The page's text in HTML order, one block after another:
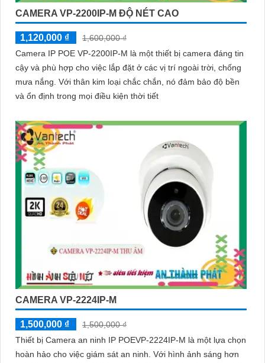
CAMERA VP-2200IP-M ĐỘ NÉT CAO
1,120,000 ₫
1,600,000 ₫
Camera IP POE VP-2200IP-M là một thiết bị camera đáng tin
cậy và phù hợp cho việc lắp đặt ở các vị trí ngoài trời, chống
mưa nắng. Với thân kim loại chắc chắn, nó đảm bảo độ bền
và ổn định trong mọi điều kiện thời tiết
CAMERA VP-2224IP-M
1,500,000 ₫
1,500,000 ₫
Thiết bị Camera an ninh IP POEVP-2224IP-M là một lựa chọn
hoàn hảo cho việc giám sát an ninh. Với hình ảnh sáng hơn